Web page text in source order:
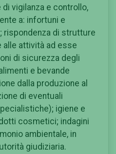
vigilanza e controllo,
a: infortuni e
rispondenza di strutture
alle attività ad esse
di sicurezza degli
e bevande
dalla produzione al
di eventuali
igiene e
cosmetici; indagini
ambientale, in
giudiziaria.